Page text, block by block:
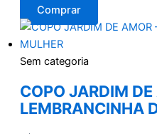
Comprar
Sem categoria
COPO JARDIM DE
LEMBRANCINHA